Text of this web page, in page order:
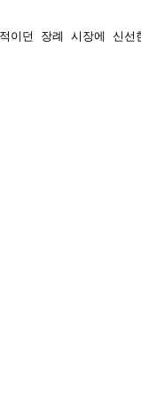
이던 장례 시장에 신선